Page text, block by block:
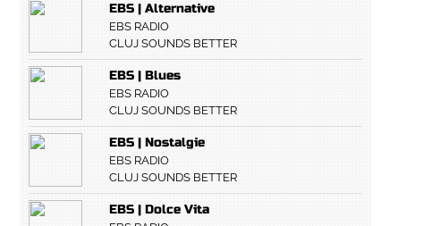
EBS | Alternative
EBS RADIO
CLUJ SOUNDS BETTER
EBS | Blues
EBS RADIO
CLUJ SOUNDS BETTER
EBS | Nostalgie
EBS RADIO
CLUJ SOUNDS BETTER
EBS | Dolce Vita